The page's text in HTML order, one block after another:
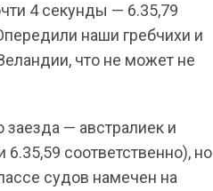
4 секунды — 6.35,79
наши гребчихи и
что не может не
заезда — австралиек и
соответственно), но
судов намечен на